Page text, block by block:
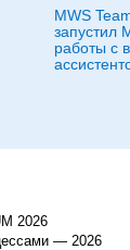
MWS
запустил
работы с
2026
— 2026